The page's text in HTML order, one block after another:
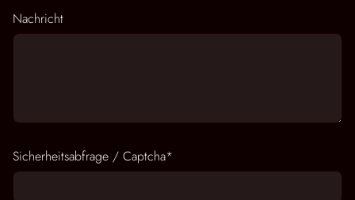
Nachricht
Pflichtfeld
Sicherheitsabfrage / Captcha*